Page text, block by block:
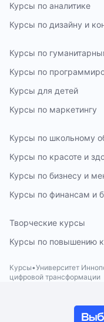
Курсы по аналитике
Курсы по дизайну и
Курсы по
Курсы по
Курсы для детей
Курсы по маркетингу
Курсы по школьному
Курсы по красоте и
Курсы по бизнесу и
Курсы по финансам и
Творческие курсы
Курсы по повышению
Курсы Университет
цифровой трансформации